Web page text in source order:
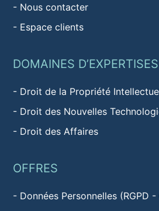
- Nous contacter
- Espace clients
DOMAINES D’EXPERTISES
- Droit de la Propriété
- Droit des Nouvelles
- Droit des Affaires
OFFRES
- Données Personnelles (RGPD -